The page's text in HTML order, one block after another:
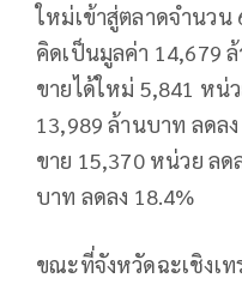
ใหม่เข้าสู่ตลาดจำนว
คิดเป็นมูลค่า 14,679
ขายได้ใหม่ 5,841 หน่
13,989 ล้านบาท ลดล
ขาย 15,370 หน่วย ลด
บาท ลดลง 18.4%
ขณะที่จังหวัดฉะเชิงเท